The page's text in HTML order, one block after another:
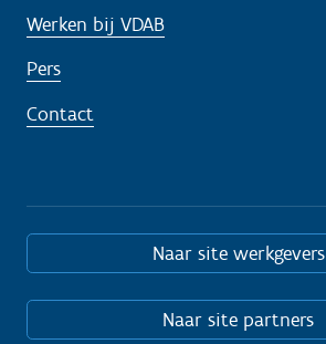
Werken bij VDAB
Pers
Contact
Naar site werkgevers
Naar site partners